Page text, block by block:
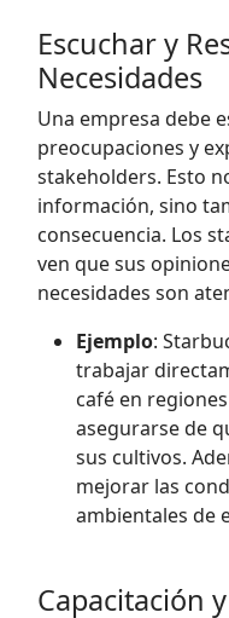
Escuchar y
Necesidades
Una empresa debe
preocupaciones y
stakeholders. Esto
información, sino
consecuencia. Los
ven que sus
necesidades son
Ejemplo:
trabajar
café en
asegurarse de
sus cultivos.
mejorar las
ambientales de
Capacitación